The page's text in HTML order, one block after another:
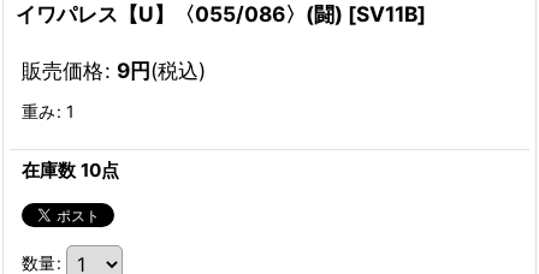
イワパレス【U】〈055/086〉(闘) [SV11B]
販売価格: 9円(税込)
重み: 1
在庫数 10点
数量: